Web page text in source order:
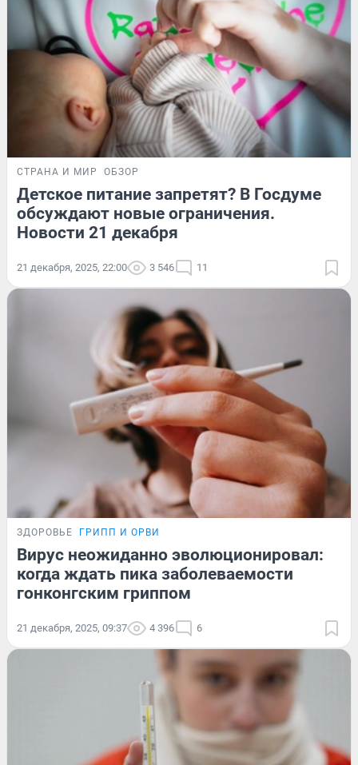
СТРАНА И МИР ОБЗОР
Детское питание запретят? В Госдуме
обсуждают новые ограничения.
Новости 21 декабря
21 декабря, 2025, 22:00 3 546 11
ЗДОРОВЬЕ ГРИПП И ОРВИ
Вирус неожиданно эволюционировал:
когда ждать пика заболеваемости
гонконгским гриппом
21 декабря, 2025, 09:37 4 396 6